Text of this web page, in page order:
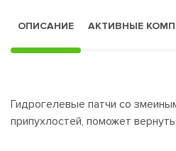
ОПИСАНИЕ АКТИВНЫЕ
Гидрогелевые патчи со
припухлостей, поможет